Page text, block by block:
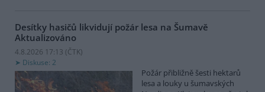
Desítky hasičů likvidují požár lesa na Šumavě
Aktualizováno
4.8.2026 17:13 (ČTK)
Diskuse: 2
Požár přibližně šesti hektarů
lesa a louky u šumavských